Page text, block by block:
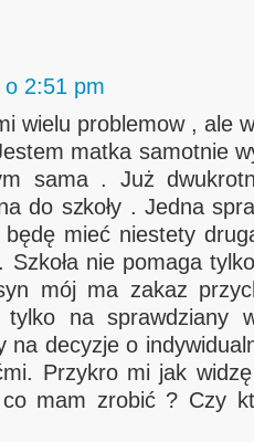
o 2:51 pm
wielu problemow , ale
matka samotnie
sama . Już
do szkoły . Jedna
będę mieć niestety
nie pomaga
mój ma zakaz
tylko na sprawdziany
na decyzje o
Przykro mi jak
mam zrobić ? Czy